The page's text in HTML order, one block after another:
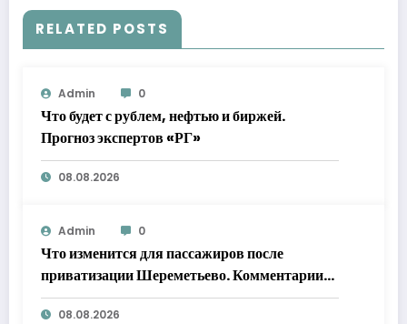
RELATED POSTS
Admin 0
Что будет с рублем, нефтью и биржей.
Прогноз экспертов «РГ»
08.08.2026
Admin 0
Что изменится для пассажиров после
приватизации Шереметьево. Комментарии
экспертов «РГ»
08.08.2026